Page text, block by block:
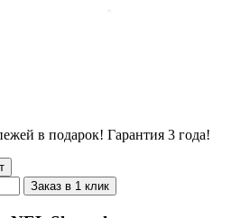
в подарок! Гарантия 3 года!
Заказ в 1 клик